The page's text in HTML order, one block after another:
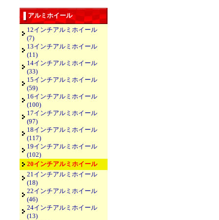
アルミホイール
12インチアルミホイール
(7)
13インチアルミホイール
(11)
14インチアルミホイール
(33)
15インチアルミホイール
(59)
16インチアルミホイール
(100)
17インチアルミホイール
(97)
18インチアルミホイール
(117)
19インチアルミホイール
(102)
20インチアルミホイール
21インチアルミホイール
(18)
22インチアルミホイール
(46)
24インチアルミホイール
(13)